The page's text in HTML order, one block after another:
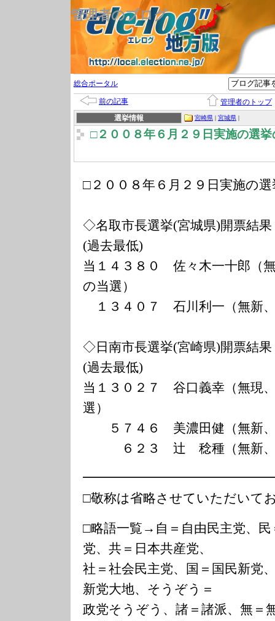
管理者のブログ
総合ポータル
前の記事
管理者のトップ
選挙情報
宮崎県 | 宮城県 |
□２００８年６月２９日実施の選挙
□２００８年６月２９日実施の
◇名取市長選挙(宮城県)開票結
(過去最低)
当１４３８０ 佐々木一十郎（
の当選）
１３４０７ 石川利一（無新
◇日南市長選挙(宮崎県)開票結
(過去最低)
当１３０２７ 谷口義幸（無現
選）
５７４６ 美濃田健（無新、
６２３ 辻 稔種（無新、
□敬称は省略させていただいて
□略語一覧→自＝自由民主党、民
党、共＝日本共産党、
社＝社会民主党、国＝国民新党
新党大地、そうぞう＝
政党そうぞう、諸＝諸派、無＝